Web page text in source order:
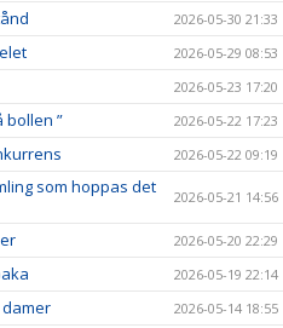
2026-05-30 21:33
2026-05-29 08:53
2026-05-23 17:20
bollen ” 2026-05-22 17:23
2026-05-22 09:19
som hoppas det
2026-05-21 14:56
2026-05-20 22:29
2026-05-19 22:14
2026-05-14 18:55